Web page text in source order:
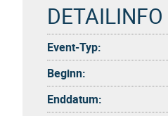
DETAILINFO
Event-Typ:
Beginn:
Enddatum: